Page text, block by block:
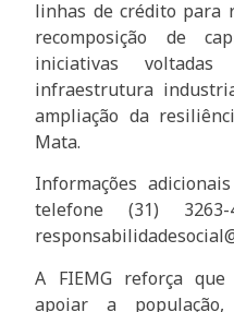
linhas de crédito para
recomposição de
iniciativas
infraestrutura
ampliação da
Mata.
Informações
telefone (31)
A FIEMG reforça
apoiar a